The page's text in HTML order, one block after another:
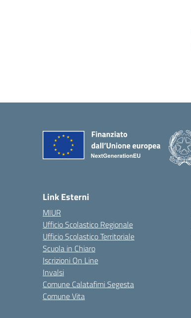
Link Esterni
MIUR
Ufficio Scolastico Regionale
Ufficio Scolastico Territoriale
Scuola in Chiaro
Iscrizioni On Line
Invalsi
Comune Calatafimi Segesta
Comune Vita